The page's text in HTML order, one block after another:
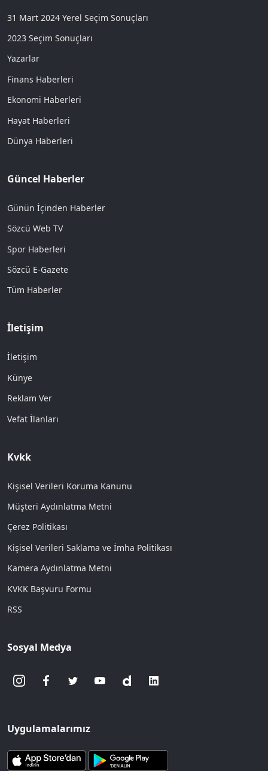
31 Mart 2024 Yerel Seçim Sonuçları
2023 Seçim Sonuçları
Yazarlar
Finans Haberleri
Ekonomi Haberleri
Hayat Haberleri
Dünya Haberleri
Güncel Haberler
Günün İçinden Haberler
Sözcü Web TV
Spor Haberleri
Sözcü E-Gazete
Tüm Haberler
İletişim
İletişim
Künye
Reklam Ver
Vefat İlanları
Kvkk
Kişisel Verileri Koruma Kanunu
Müşteri Aydınlatma Metni
Çerez Politikası
Kişisel Verileri Saklama ve İmha Politikası
Kamera Aydınlatma Metni
KVKK Başvuru Formu
RSS
Sosyal Medya
Uygulamalarımız